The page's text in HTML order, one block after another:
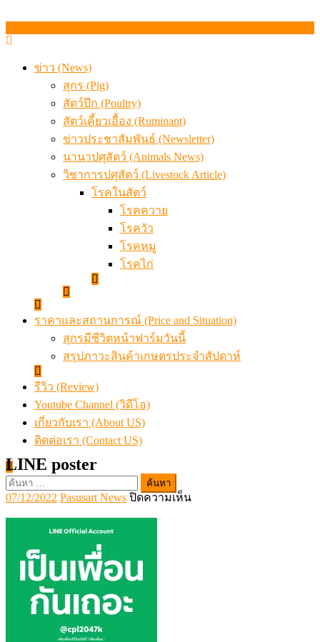
ข่าว (News)
สุกร (Pig)
สัตว์ปีก (Poultry)
สัตว์เคี้ยวเอื้อง (Ruminant)
ข่าวประชาสัมพันธ์ (Newsletter)
นานาปศุสัตว์ (Animals News)
วิชาการปศุสัตว์ (Livestock Article)
โรคในสัตว์
โรคควาย
โรควัว
โรคหมู
โรคไก่
ราคาและสถานการณ์ (Price and Situation)
สุกรมีชีวิตหน้าฟาร์มวันนี้
สรุปภาวะสินค้าเกษตรประจำสัปดาห์
รีวิว (Review)
Youtube Channel (วิดีโอ)
เกี่ยวกับเรา (About US)
ติดต่อเรา (Contact US)
ค้นหา
สำหรับ:
LINE poster
Posted
on
07/12/2022 Author
Pasusart News ปิดความเห็นบน